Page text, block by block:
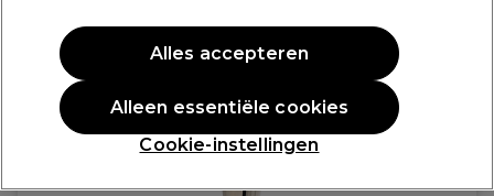
PROMOTIE
Cookie-instellingen
Alleen essentiële cookies
Alles accepteren